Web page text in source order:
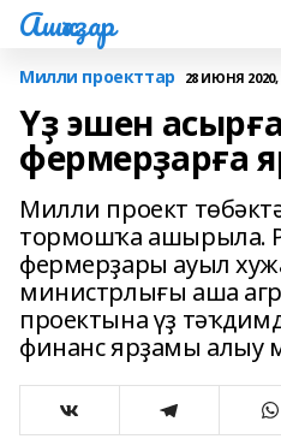
Ашҡаҙар
Милли проекттар 28 ИЮНЯ 2020,
Үҙ эшен
фермерҙарға
Милли проект
тормошҡа ашырыла.
фермерҙары ауыл
министрлығы аша
проектына үҙ
финанс ярҙамы алыу